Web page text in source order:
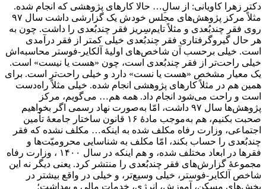
دکتر زهرا کاویانی: از سالِ… حالا کارهای پژوهشی که انجام شده.
مثلاً مرکز پژوهش‌های مجلس خودش یک گزارشی داشت سال ۹۷
روی فقر چندبُعدی و مثلاً تایم‌سِریز فقر چندبُعدی را داشت. چون به
هر حال گیروگرفتاری فقر چندبُعدی خیلی کمتر از فقر درآمدی
است. خیلی برحسب آن شاخص‌های اولیۀ آلکایر-فوستر محاسبه‌اش
خیلی راحت‌تر از فقر چندبُعدی است، چون «هست یا نیست» است.
یک معیار مشخص «هست یا نست» دارد و خیلی راحت‌تر است. برای
همین هم در مثلاً کارهای پژوهشی انجام شده. خیلی مثلاً راه‌دست
است و راحت می‌شود انجام داد. همه هم… می‌گویم، مرکز
پژوهش‌ها سال ۹۷ داشت، امّا به‌صورت نهاد رسمی اگر بخواهیم
صحبت بکنیم، هم به‌موجب مادۀ ۱۶ قانون ساختار جامعۀ تأمین
اجتماعی، وزارت رفاه مکلف شده به اینکه… مکلف نشده که فقر
چندبُعدی را حساب بکند، امّا مکلف به شناسایی محرومیّت‌ها و
فقرها در ابعاد مختلف شده، و هم اینکه در سال ۱۴۰۰ ، وزارت رفاه
مجموعۀ گزارش‌های فقر چندبُعدی را منتشر کرد. یعنی دیگر نه این
شاخص آلکایر-فوستر، خیلی وسیع‌تر، و خیلی در واقع بیشتر در
بخش‌های مسکن، آموزش، انرژی، خدمات مالی و بهداشت؛